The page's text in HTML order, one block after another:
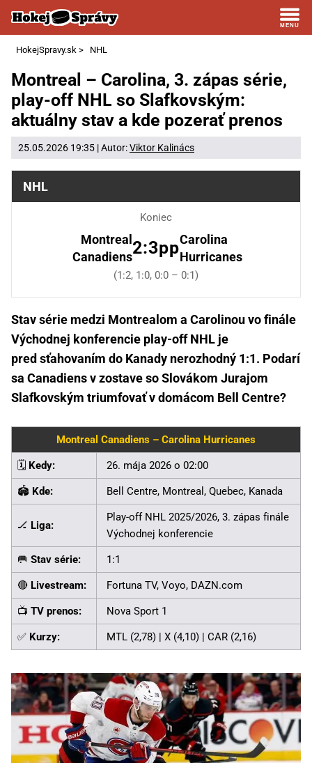
HokejSpravy.sk > NHL
Montreal – Carolina, 3. zápas série,
play-off NHL so Slafkovským:
aktuálny stav a kde pozerať prenos
25.05.2026 19:35 | Autor:Viktor Kalinács
NHL
Koniec
Montreal
Canadiens2:3ppCarolina
Hurricanes
(1:2, 1:0, 0:0 – 0:1)
Stav série medzi Montrealom a Carolinou vo finále
Východnej konferencie play-off NHL je
pred sťahovaním do Kanady nerozhodný 1:1. Podarí
sa Canadiens v zostave so Slovákom Jurajom
Slafkovským triumfovať v domácom Bell Centre?
Montreal Canadiens – Carolina Hurricanes
🗓️ Kedy: 26. mája 2026 o 02:00
🏟️ Kde: Bell Centre, Montreal, Quebec, Kanada
🏒 Liga:
Play-off NHL 2025/2026, 3. zápas finále
Východnej konferencie
🥅 Stav série: 1:1
🔴 Livestream: Fortuna TV, Voyo, DAZN.com
📺 TV prenos: Nova Sport 1
✅ Kurzy: MTL (2,78) | X (4,10) | CAR (2,16)